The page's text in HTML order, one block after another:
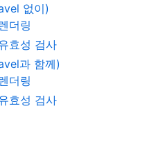
없이)
더링
효성 검사
과 함께)
더링
효성 검사